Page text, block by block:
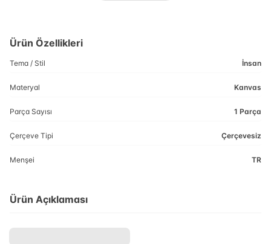
Ürün Özellikleri
Tema / Stil İnsan
Materyal Kanvas
Parça Sayısı 1 Parça
Çerçeve Tipi Çerçevesiz
Menşei TR
Ürün Açıklaması